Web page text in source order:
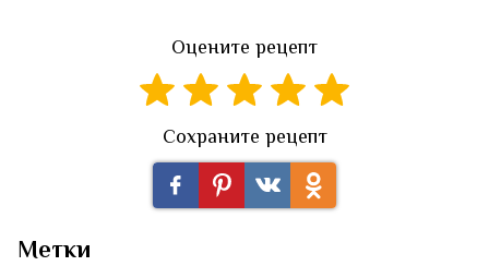
Оцените рецепт
Сохраните рецепт
Метки